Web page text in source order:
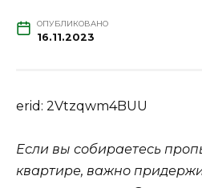
ОПУБЛИКОВАНО
16.11.2023
erid: 2Vtzqwm4BUU
Если вы собираетесь
квартире, важно